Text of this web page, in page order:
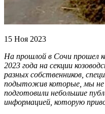
15 Ноя 2023
На прошлой в Сочи прошел
2023 года на секции
разных собственников,
подытожив которые, мы не
подготовили небольшие
информацией, которую